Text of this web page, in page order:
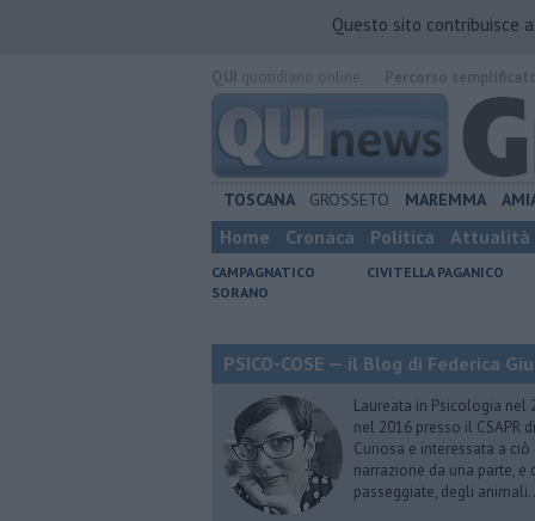
Questo sito contribuisce
TOSCANA GROSSETO MAREMMA
Home Cronaca Politica Attualità
CAMPAGNATICO CIVITELLA PAGANICO
SORANO
PSICO-COSE — il Blog di Federica
Laureata in Psicologia nel
nel 2016 presso il CSAPR
Curiosa e interessata a
narrazione da una parte,
passeggiate, degli